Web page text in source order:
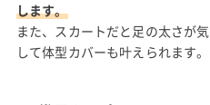
します。
また、スカートだと足の太さが
して体型カバーも叶えられます。